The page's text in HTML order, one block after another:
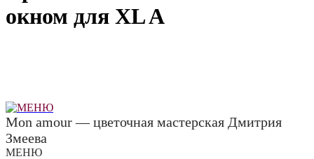
окном для XL A
Mon amour — цветочная мастерская Дмитрия
Змеева
МЕНЮ